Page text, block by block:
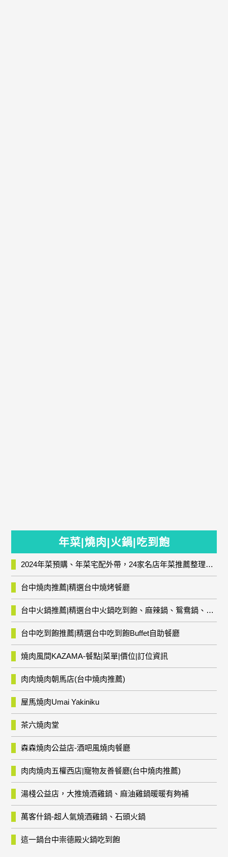
年菜|燒肉|火鍋|吃到飽
2024年菜預購、年菜宅配外帶，24家名店年菜推薦整理，圍爐輕鬆上菜團圓趣
台中燒肉推薦|精選台中燒烤餐廳
台中火鍋推薦|精選台中火鍋吃到飽、麻辣鍋、鴛鴦鍋、石頭火鍋、酸菜白肉鍋、海鮮鍋、燒酒雞、麻油雞、壽喜燒等熱門人氣火鍋店!
台中吃到飽推薦|精選台中吃到飽Buffet自助餐廳
燒肉風間KAZAMA-餐點|菜單|價位|訂位資訊
肉肉燒肉朝馬店(台中燒肉推薦)
屋馬燒肉Umai Yakiniku
茶六燒肉堂
森森燒肉公益店-酒吧風燒肉餐廳
肉肉燒肉五權西店|寵物友善餐廳(台中燒肉推薦)
湯棧公益店，大推燒酒雞鍋、麻油雞鍋暖暖有夠補
萬客什鍋-超人氣燒酒雞鍋、石頭火鍋
這一鍋台中崇德殿火鍋吃到飽